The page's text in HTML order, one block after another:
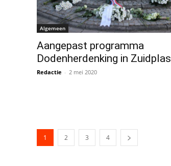
Algemeen
Aangepast programma
Dodenherdenking in Zuidplas
Redactie - 2 mei 2020
1 2 3 4